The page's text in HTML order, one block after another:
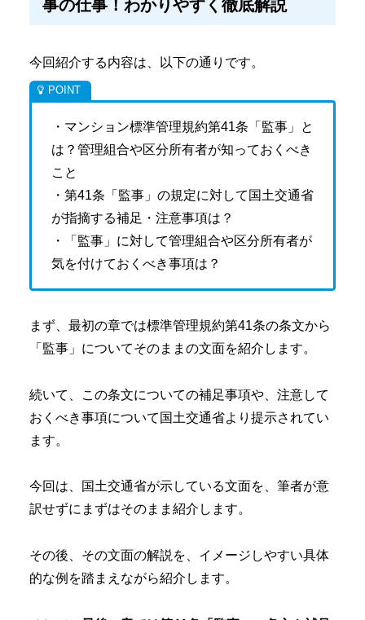
事の仕事！わかりやすく徹底解説
今回紹介する内容は、以下の通りです。
・マンション標準管理規約第41条「監事」と
は？管理組合や区分所有者が知っておくべき
こと
・第41条「監事」の規定に対して国土交通省
が指摘する補足・注意事項は？
・「監事」に対して管理組合や区分所有者が
気を付けておくべき事項は？
まず、最初の章では標準管理規約第41条の条文から
「監事」についてそのままの文面を紹介します。
続いて、この条文についての補足事項や、注意して
おくべき事項について国土交通省より提示されてい
ます。
今回は、国土交通省が示している文面を、筆者が意
訳せずにまずはそのまま紹介します。
その後、その文面の解説を、イメージしやすい具体
的な例を踏まえながら紹介します。